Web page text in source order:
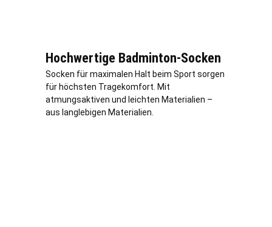
Hochwertige Badminton-Socken
Socken für maximalen Halt beim Sport sorgen
für höchsten Tragekomfort. Mit
atmungsaktiven und leichten Materialien –
aus langlebigen Materialien.